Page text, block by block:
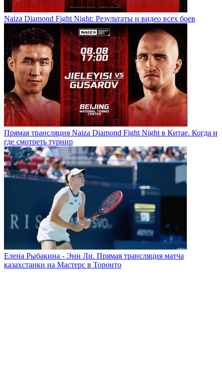
Naiza Diamond Fight Night: Результаты и видео всех боев
Прямая трансляция Naiza Diamond Fight Night в Китае. Когда и
где смотреть турнир
Елена Рыбакина - Энн Ли. Прямая трансляция матча
казахстанки на Мастерс в Торонто